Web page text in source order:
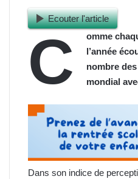
Ecouter l'article
C
omme
l’année
nombre
mondial
Dans son indice de